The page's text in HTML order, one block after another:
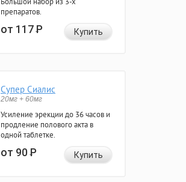
препаратов.
от 117Р Купить
Супер Сиалис
20мг + 60мг
Усиление эрекции до 36 часов и
продление полового акта в
одной таблетке.
от 90Р Купить